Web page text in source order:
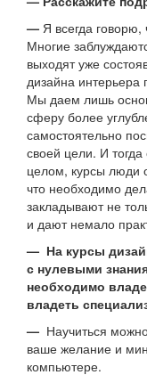
— Я всегда говорю,
Многие
выходят уже
дизайна интерьера
Мы даем лишь
сферу более
самостоятельно
своей цели. И
целом, курсы люди
что необходимо
закладывают не
и дают немало
— На курсы
с нулевыми
необходимо
владеть
— Научиться
ваше желание и
компьютере.